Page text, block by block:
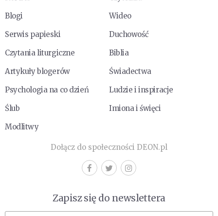
Blogi
Wideo
Serwis papieski
Duchowość
Czytania liturgiczne
Biblia
Artykuły blogerów
Świadectwa
Psychologia na co dzień
Ludzie i inspiracje
Ślub
Imiona i święci
Modlitwy
Dołącz do społeczności DEON.pl
Zapisz się do newslettera